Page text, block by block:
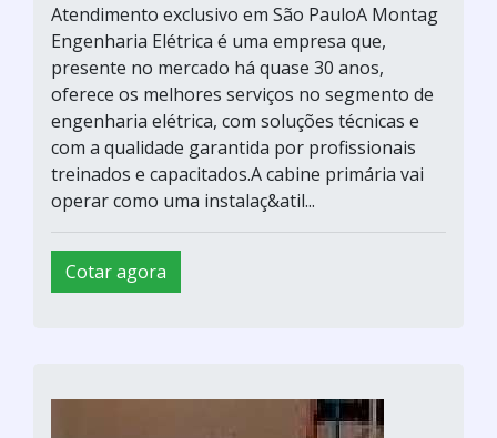
Atendimento exclusivo em São PauloA Montag
Engenharia Elétrica é uma empresa que,
presente no mercado há quase 30 anos,
oferece os melhores serviços no segmento de
engenharia elétrica, com soluções técnicas e
com a qualidade garantida por profissionais
treinados e capacitados.A cabine primária vai
operar como uma instalaç&atil...
Cotar agora